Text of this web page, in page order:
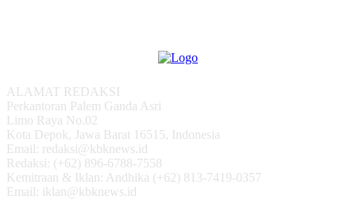
ALAMAT REDAKSI
Perkantoran Palem Ganda Asri
Limo Raya No.02
Kota Depok, Jawa Barat 16515, Indonesia
Email: redaksi@kbknews.id
Redaksi: (+62) 896-6788-7558
Kemitraan & Iklan: Andhika (+62) 813-7419-0357
Email: iklan@kbknews.id